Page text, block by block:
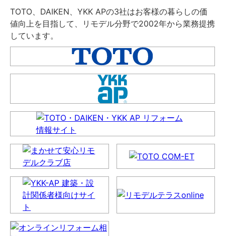
TOTO、DAIKEN、YKK APの3社はお客様の暮らしの価
値向上を目指して、リモデル分野で2002年から業務提携
しています。